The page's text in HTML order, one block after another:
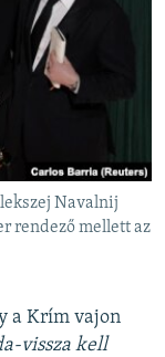
Navalnij
rendező mellett az
a Krím vajon
vissza kell